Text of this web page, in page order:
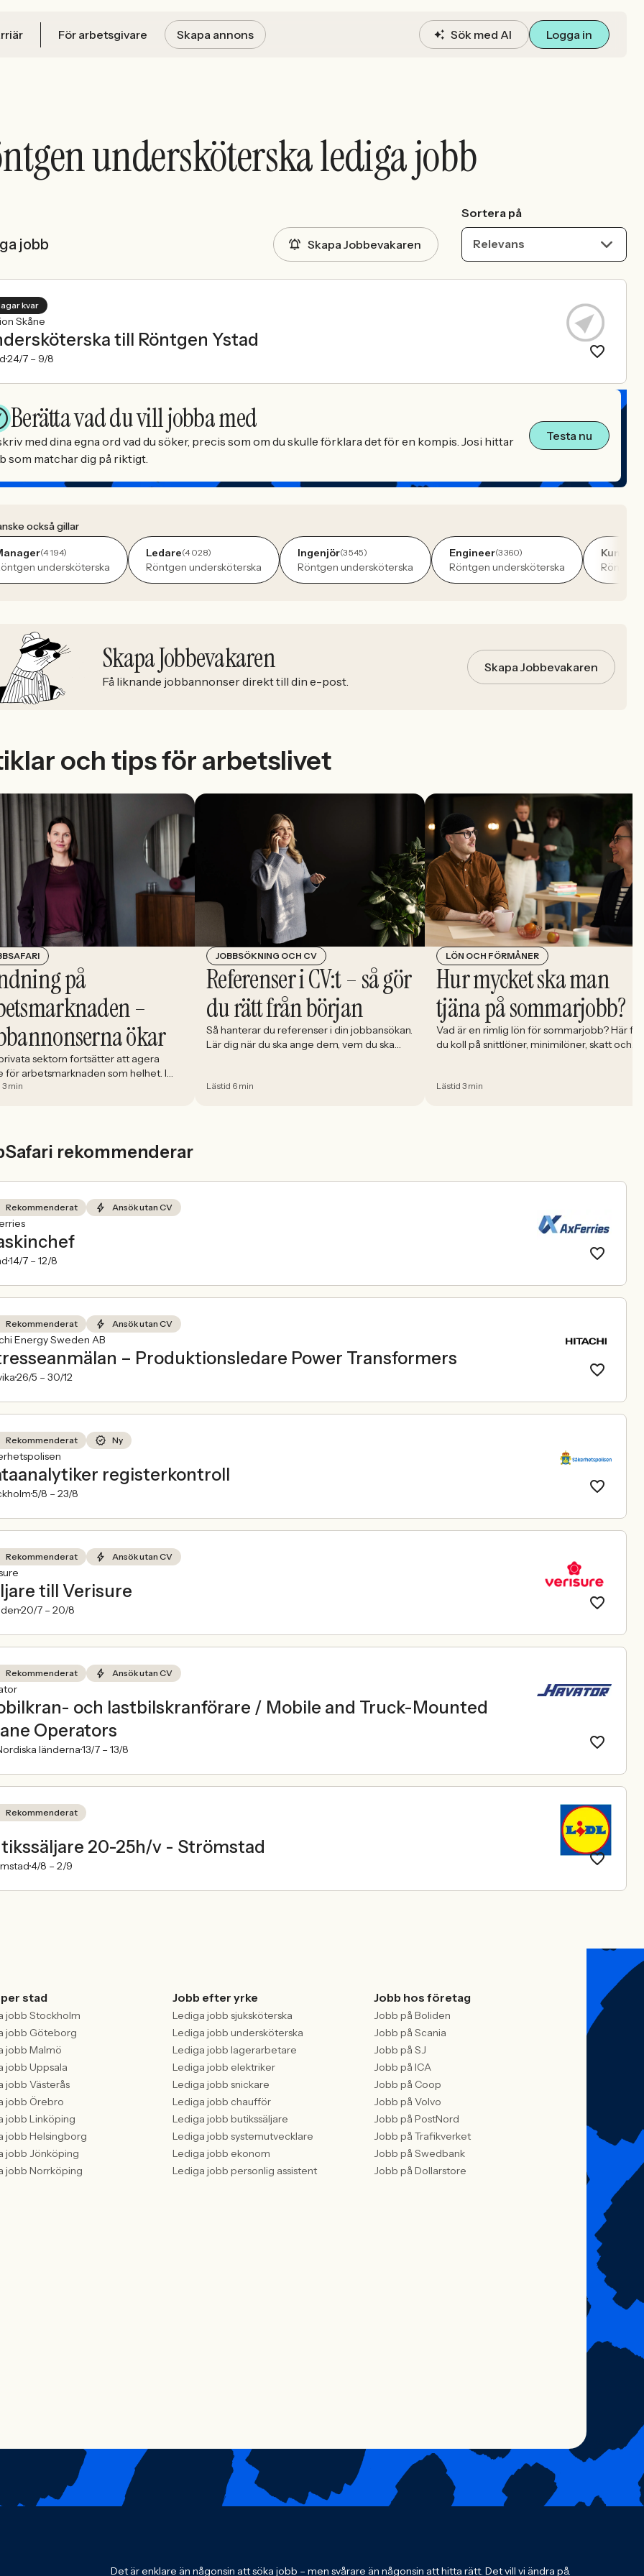
För arbetsgivare Skapa annons Sök med AI Logga in
undersköterska lediga jobb
jobb Skapa Jobbevakaren
Sortera på
Relevans
kvar
Skåne
till Röntgen Ystad
24/7 – 9/8
Berätta vad du vill jobba med
med dina egna ord vad du söker, precis som om du skulle förklara det för en kompis. Josi hittar
som matchar dig på riktigt.
Testa nu
också gillar
(4 194)
undersköterska
Ledare(4 028)
Röntgen undersköterska
Ingenjör(3 545)
Röntgen undersköterska
Engineer(3 360)
Röntgen undersköterska
Skapa Jobbevakaren
Få liknande jobbannonser direkt till din e-post.
Skapa Jobbevakaren
och tips för arbetslivet
på
–
ökar
sektorn fortsätter att agera
för arbetsmarknaden som helhet. I
antalet jobbannonser i
min
JOBBSÖKNING OCH CV
Referenser i CV:t – så gör
du rätt från början
Så hanterar du referenser i din jobbansökan.
Lär dig när du ska ange dem, vem du ska
Lästid 6 min
LÖN OCH FÖRMÅNER
Hur mycket ska man
tjäna på sommarjobb?
Vad är en rimlig lön för sommarjobb? Här får
du koll på snittlöner, minimilöner, skatt och
Lästid 3 min
rekommenderar
Rekommenderat Ansök utan CV
14/7 – 12/8
Rekommenderat Ansök utan CV
Energy Sweden AB
– Produktionsledare Power Transformers
26/5 – 30/12
Rekommenderat Ny
registerkontroll
5/8 – 23/8
Rekommenderat Ansök utan CV
till Verisure
20/7 – 20/8
Rekommenderat Ansök utan CV
och lastbilskranförare / Mobile and Truck-Mounted
Operators
länderna13/7 – 13/8
Rekommenderat
20-25h/v - Strömstad
4/8 – 2/9
stad
jobb Stockholm
jobb Göteborg
jobb Malmö
jobb Uppsala
jobb Västerås
jobb Örebro
jobb Linköping
jobb Helsingborg
jobb Jönköping
jobb Norrköping
Jobb efter yrke
Lediga jobb sjuksköterska
Lediga jobb undersköterska
Lediga jobb lagerarbetare
Lediga jobb elektriker
Lediga jobb snickare
Lediga jobb chaufför
Lediga jobb butikssäljare
Lediga jobb systemutvecklare
Lediga jobb ekonom
Lediga jobb personlig assistent
Jobb hos företag
Jobb på Boliden
Jobb på Scania
Jobb på SJ
Jobb på ICA
Jobb på Coop
Jobb på Volvo
Jobb på PostNord
Jobb på Trafikverket
Jobb på Swedbank
Jobb på Dollarstore
Det är enklare än någonsin att söka jobb – men svårare än någonsin att hitta rätt. Det vill vi ändra på.